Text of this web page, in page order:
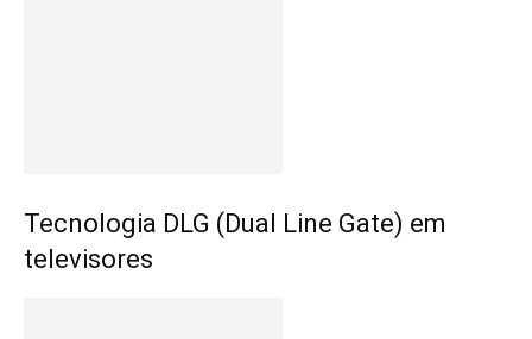
Tecnologia DLG (Dual Line Gate) em
televisores